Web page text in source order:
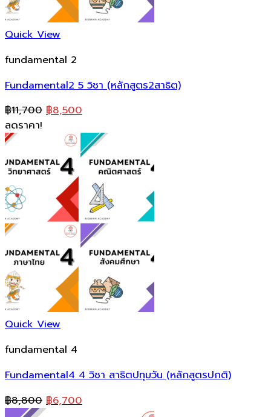
Quick View
fundamental 2
Fundamental2 5 วิชา (หลักสูตร2สาธิต)
฿11,700 Original
was:
฿11,700.
฿8,500
is:
฿8,500.
ลดราคา!
Quick View
fundamental 4
Fundamental4 4 วิชา สาธิตปทุมวัน (หลักสูตรปกติ)
฿8,800 Original
฿6,700